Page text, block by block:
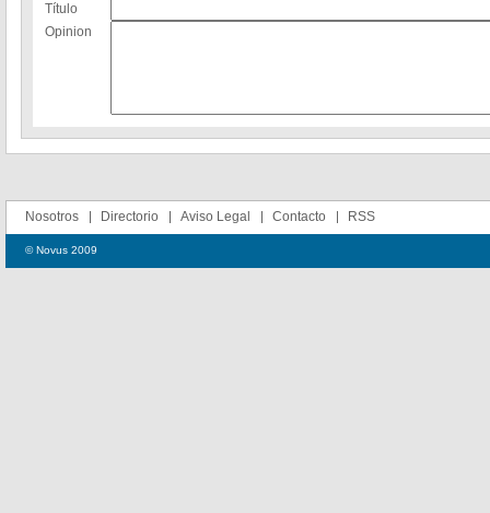
Título
Opinion
Nosotros Directorio Aviso Legal Contacto RSS
© Novus 2009